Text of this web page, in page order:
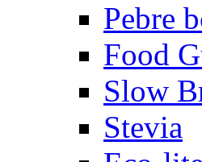
Pebre
Food
Slow
Stevia